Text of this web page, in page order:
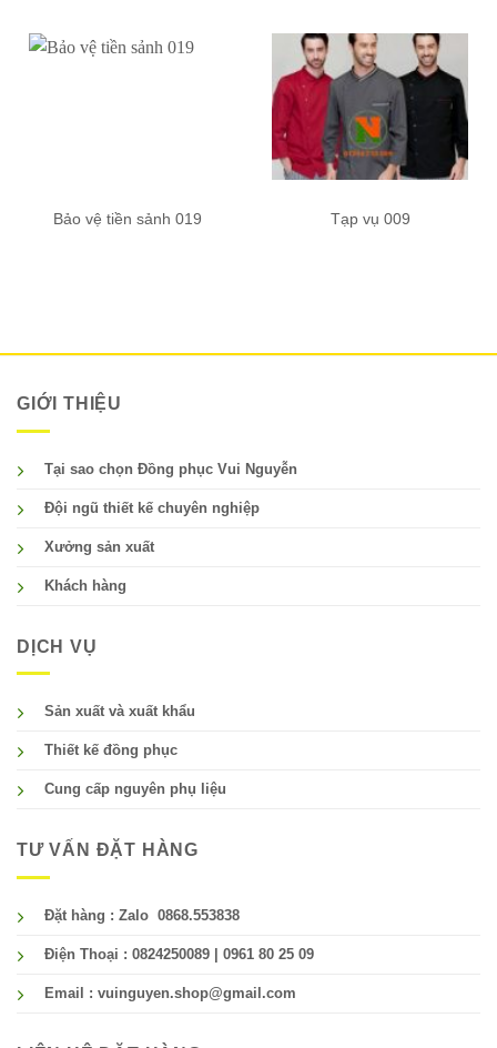
Bảo vệ tiền sảnh 019 Tạp vụ 009
GIỚI THIỆU
Tại sao chọn Đồng phục Vui Nguyễn
Đội ngũ thiết kế chuyên nghiệp
Xưởng sản xuất
Khách hàng
DỊCH VỤ
Sản xuất và xuất khẩu
Thiết kế đồng phục
Cung cấp nguyên phụ liệu
TƯ VẤN ĐẶT HÀNG
Đặt hàng : Zalo 0868.553838
Điện Thoại : 0824250089 | 0961 80 25 09
Email : vuinguyen.shop@gmail.com